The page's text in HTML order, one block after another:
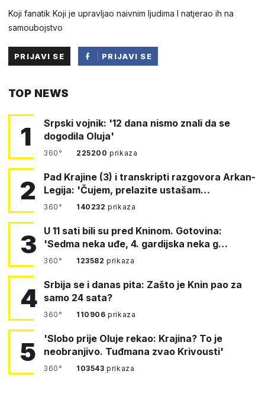
Koji fanatik Koji je upravljao naivnim ljudima I natjerao ih na
samoubojstvo
PRIJAVI SE
PRIJAVI SE
TOP NEWS
1
Srpski vojnik: '12 dana nismo znali da se
dogodila Oluja'
360° 225200prikaza
2
Pad Krajine (3) i transkripti razgovora Arkan-
Legija: 'Čujem, prelazite ustašam…
360° 140232prikaza
3
U 11 sati bili su pred Kninom. Gotovina:
'Sedma neka uđe, 4. gardijska neka g…
360° 123582prikaza
4 Srbija se i danas pita: Zašto je Knin pao za
samo 24 sata?
360° 110906prikaza
5
'Slobo prije Oluje rekao: Krajina? To je
neobranjivo. Tuđmana zvao Krivousti'
360° 103543prikaza